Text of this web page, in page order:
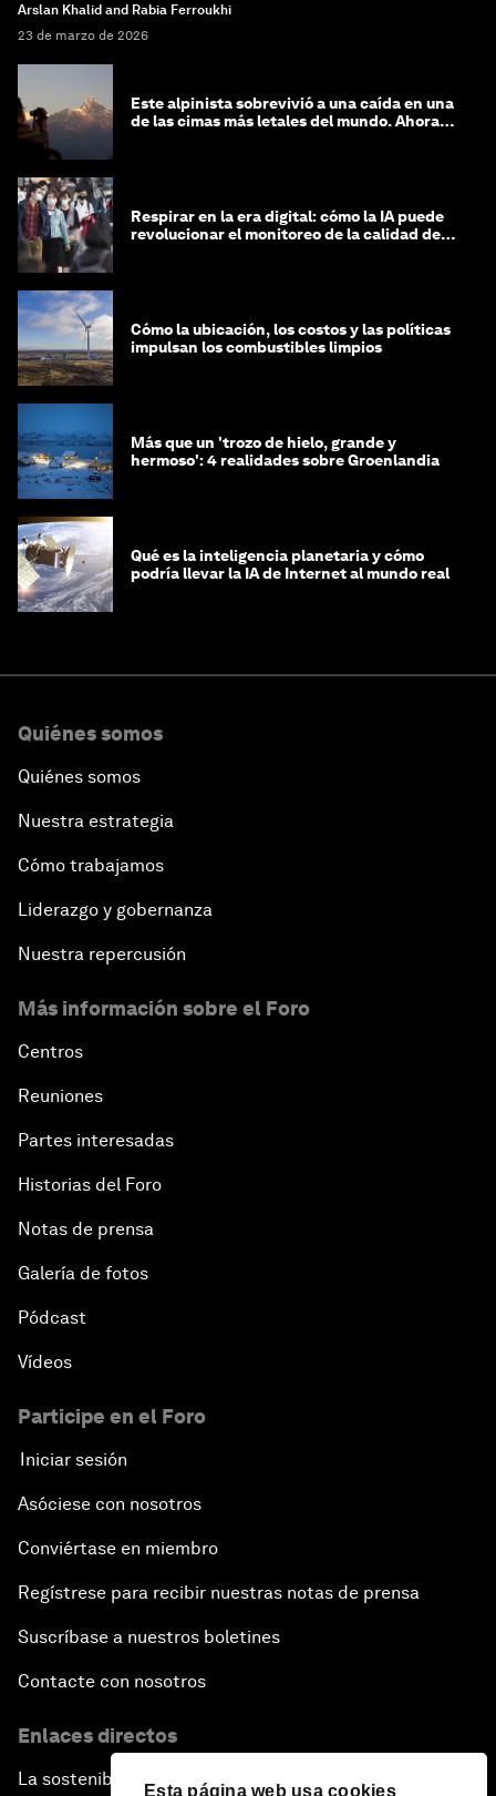
Esta página web usa cookies
Arslan Khalid and Rabia Ferroukhi
23 de marzo de 2026
Este alpinista sobrevivió a una caída en una
de las cimas más letales del mundo. Ahora
Respirar en la era digital: cómo la IA puede
revolucionar el monitoreo de la calidad del
Cómo la ubicación, los costos y las políticas
impulsan los combustibles limpios
Más que un 'trozo de hielo, grande y
hermoso': 4 realidades sobre Groenlandia
Qué es la inteligencia planetaria y cómo
podría llevar la IA de Internet al mundo real
Quiénes somos
Quiénes somos
Nuestra estrategia
Cómo trabajamos
Liderazgo y gobernanza
Nuestra repercusión
Más información sobre el Foro
Centros
Reuniones
Partes interesadas
Historias del Foro
Notas de prensa
Galería de fotos
Pódcast
Vídeos
Participe en el Foro
Iniciar sesión
Asóciese con nosotros
Conviértase en miembro
Regístrese para recibir nuestras notas de prensa
Suscríbase a nuestros boletines
Contacte con nosotros
Enlaces directos
La sostenibilidad en el Foro